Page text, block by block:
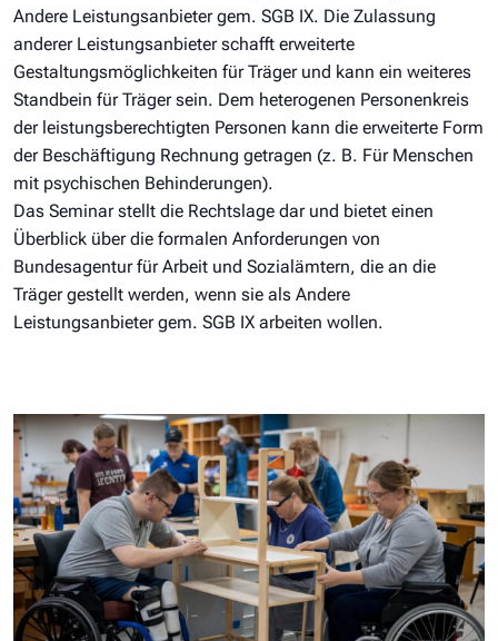
Andere Leistungsanbieter gem. SGB IX. Die Zulassung
anderer Leistungsanbieter schafft erweiterte
Gestaltungsmöglichkeiten für Träger und kann ein weiteres
Standbein für Träger sein. Dem heterogenen Personenkreis
der leistungsberechtigten Personen kann die erweiterte Form
der Beschäftigung Rechnung getragen (z. B. Für Menschen
mit psychischen Behinderungen).
Das Seminar stellt die Rechtslage dar und bietet einen
Überblick über die formalen Anforderungen von
Bundesagentur für Arbeit und Sozialämtern, die an die
Träger gestellt werden, wenn sie als Andere
Leistungsanbieter gem. SGB IX arbeiten wollen.